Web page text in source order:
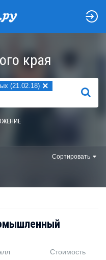
края
(21.02.18) ×
НАЙТИ
Сортировать
Стоимость